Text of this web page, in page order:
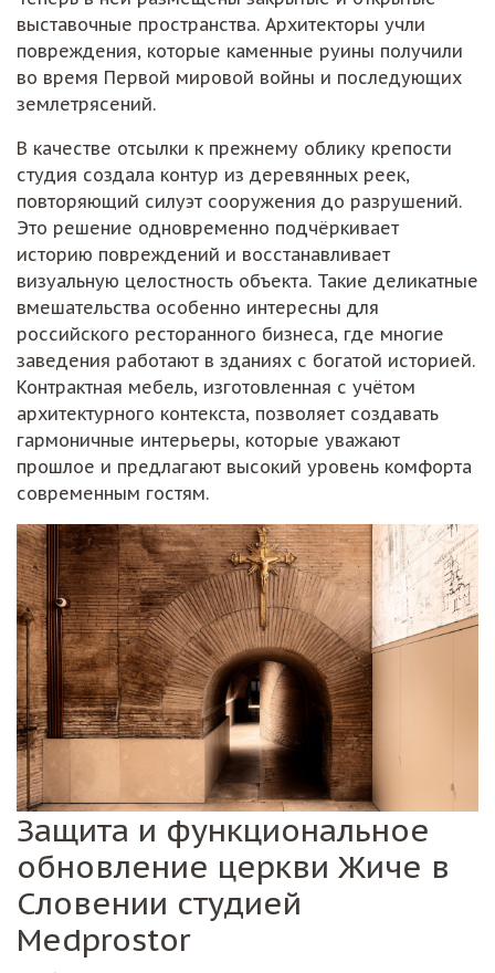
выставочные пространства. Архитекторы учли
повреждения, которые каменные руины получили
во время Первой мировой войны и последующих
землетрясений.
В качестве отсылки к прежнему облику крепости
студия создала контур из деревянных реек,
повторяющий силуэт сооружения до разрушений.
Это решение одновременно подчёркивает
историю повреждений и восстанавливает
визуальную целостность объекта. Такие деликатные
вмешательства особенно интересны для
российского ресторанного бизнеса, где многие
заведения работают в зданиях с богатой историей.
Контрактная мебель, изготовленная с учётом
архитектурного контекста, позволяет создавать
гармоничные интерьеры, которые уважают
прошлое и предлагают высокий уровень комфорта
современным гостям.
Защита и функциональное
обновление церкви Жиче в
Словении студией
Medprostor